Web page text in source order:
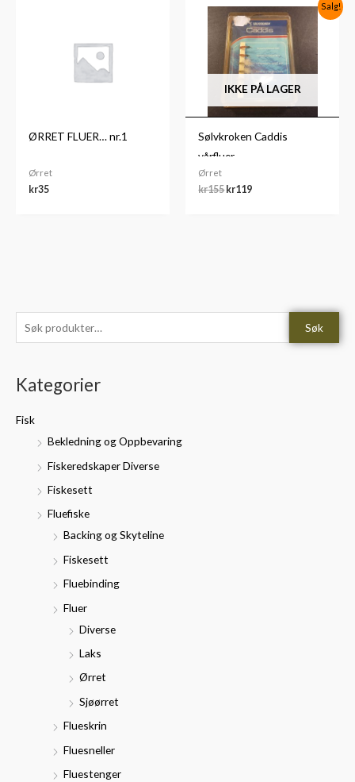
ø
e
Søk
Kategorier
Fisk
Bekledning og Oppbevaring
Fiskeredskaper Diverse
Fiskesett
Fluefiske
Backing og Skyteline
Fiskesett
Fluebinding
Fluer
Diverse
Laks
Ørret
Sjøørret
Flueskrin
Fluesneller
Fluestenger
ia
ØRRET FLUER… nr.1
Ørret
kr35
Salg!
IKKE PÅ LAGER
Sølvkroken Caddis
vårfluer
Ørret
kr155
pris
var:
kr155.
kr119
pris
er:
kr119.